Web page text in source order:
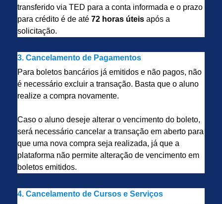
transferido via TED para a conta informada e o prazo
para crédito é de até 72 horas úteis após a
solicitação.
3. Cancelamento de Pagamentos
Para boletos bancários já emitidos e não pagos, não
é necessário excluir a transação. Basta que o aluno
realize a compra novamente.
Caso o aluno deseje alterar o vencimento do boleto,
será necessário cancelar a transação em aberto para
que uma nova compra seja realizada, já que a
plataforma não permite alteração de vencimento em
boletos emitidos.
4. Cancelamento de Cursos e Serviços